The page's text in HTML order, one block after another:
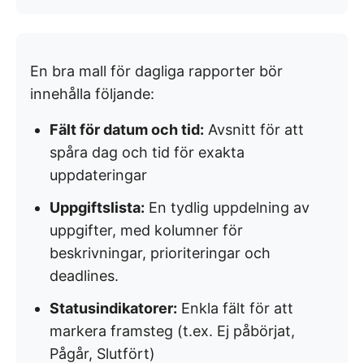
En bra mall för dagliga rapporter bör
innehålla följande:
Fält för datum och tid: Avsnitt för att
spåra dag och tid för exakta
uppdateringar
Uppgiftslista: En tydlig uppdelning av
uppgifter, med kolumner för
beskrivningar, prioriteringar och
deadlines.
Statusindikatorer: Enkla fält för att
markera framsteg (t.ex. Ej påbörjat,
Pågår, Slutfört)